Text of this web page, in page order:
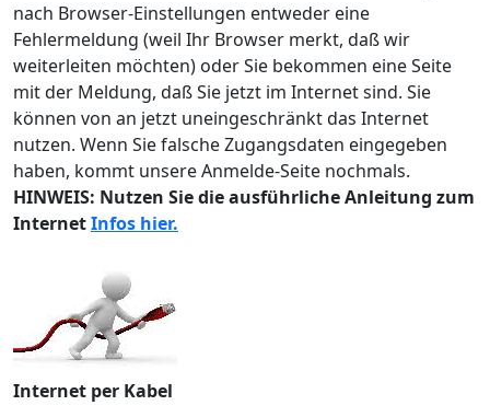
nach Browser-Einstellungen entweder eine
Fehlermeldung (weil Ihr Browser merkt, daß wir
weiterleiten möchten) oder Sie bekommen eine Seite
mit der Meldung, daß Sie jetzt im Internet sind. Sie
können von an jetzt uneingeschränkt das Internet
nutzen. Wenn Sie falsche Zugangsdaten eingegeben
haben, kommt unsere Anmelde-Seite nochmals.
HINWEIS: Nutzen Sie die ausführliche Anleitung zum
InternetInfos hier.
Internet per Kabel